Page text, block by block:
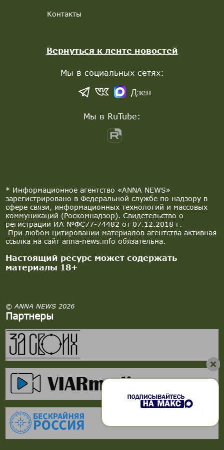
* Информационное агентство «ANNA NEWS»
зарегистрировано в Федеральной службе по надзору в
сфере связи, информационных технологий и массовых
коммуникаций (Роскомнадзор). Свидетельство о
регистрации ИА №ФС77-74482 от 07.12.2018 г.
При любом цитировании материалов агентства активная
ссылка на сайт anna-news.info обязательна.
Настоящий ресурс может содержать
материалы 18+
© ANNA NEWS 2026
Партнеры
Контакты
Вернуться к ленте новостей
Мы в социальных сетях:
Дзен
Мы в RuTube: